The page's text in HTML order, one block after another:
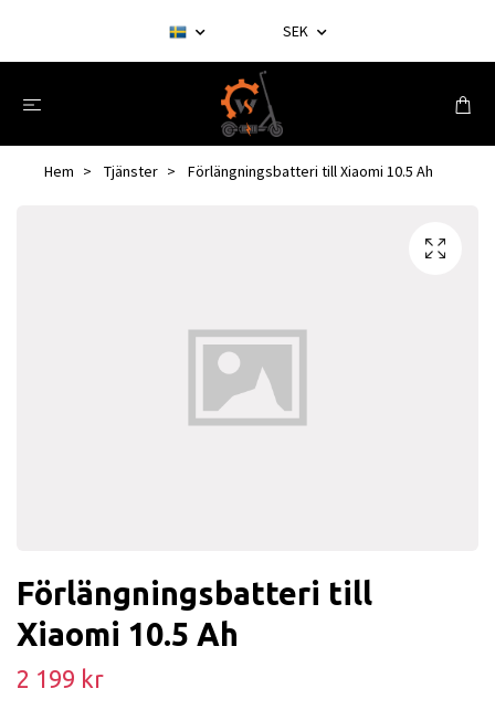
SEK
Hem Tjänster Förlängningsbatteri till Xiaomi 10.5 Ah
Förlängningsbatteri till
Xiaomi 10.5 Ah
2 199 kr